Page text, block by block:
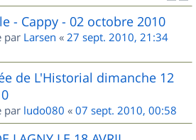
- Cappy - 02 octobre 2010
par Larsen « 27 sept. 2010, 21:34
de L'Historial dimanche 12
par ludo080 « 07 sept. 2010, 00:58